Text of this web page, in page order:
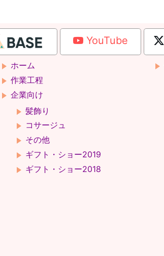
YouTube
ホーム
作業工程
企業向け
髪飾り
コサージュ
その他
ギフト・ショー2019
ギフト・ショー2018